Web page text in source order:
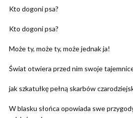
Kto dogoni psa?
Kto dogoni psa?
Może ty, może ty, może jednak ja!
Świat otwiera przed nim swoje
jak szkatułkę pełną skarbów
W blasku słońca opowiada swe